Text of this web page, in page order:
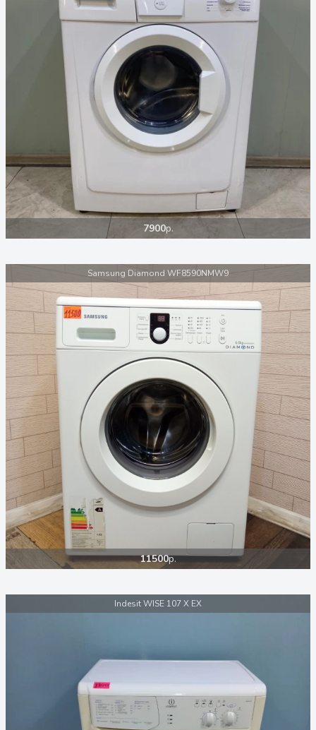
7900р.
Samsung Diamond WF8590NMW9
11500р.
Indesit WISE 107 X EX